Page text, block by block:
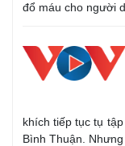
đổ máu cho người
khích tiếp tục tụ
Bình Thuận.